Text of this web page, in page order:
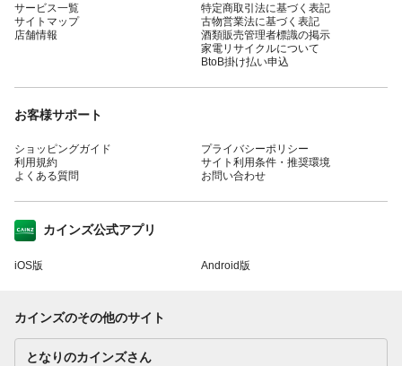
サービス一覧
サイトマップ
店舗情報
特定商取引法に基づく表記
古物営業法に基づく表記
酒類販売管理者標識の掲示
家電リサイクルについて
BtoB掛け払い申込
お客様サポート
ショッピングガイド
利用規約
よくある質問
プライバシーポリシー
サイト利用条件・推奨環境
お問い合わせ
カインズ公式アプリ
iOS版 Android版
カインズのその他のサイト
となりのカインズさん